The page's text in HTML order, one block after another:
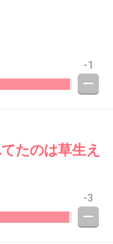
-1
たのは草生え
-3